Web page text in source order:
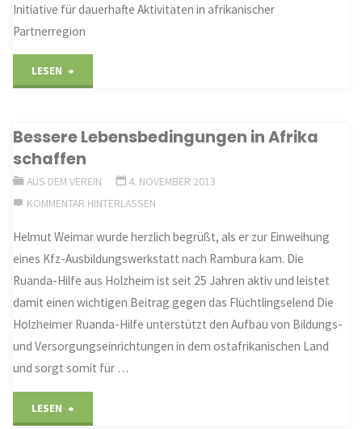
Initiative für dauerhafte Aktivitäten in afrikanischer
Partnerregion
LESEN
aus
zur
Selbsthilfe"
Bessere Lebensbedingungen in Afrika
schaffen
AUS DEM VEREIN
4. NOVEMBER 2013
KOMMENTAR HINTERLASSEN
Helmut Weimar wurde herzlich begrüßt, als er zur Einweihung
eines Kfz-Ausbildungswerkstatt nach Rambura kam. Die
Ruanda-Hilfe aus Holzheim ist seit 25 Jahren aktiv und leistet
damit einen wichtigen Beitrag gegen das Flüchtlingselend Die
Holzheimer Ruanda-Hilfe unterstützt den Aufbau von Bildungs-
und Versorgungseinrichtungen in dem ostafrikanischen Land
und sorgt somit für …
LESEN